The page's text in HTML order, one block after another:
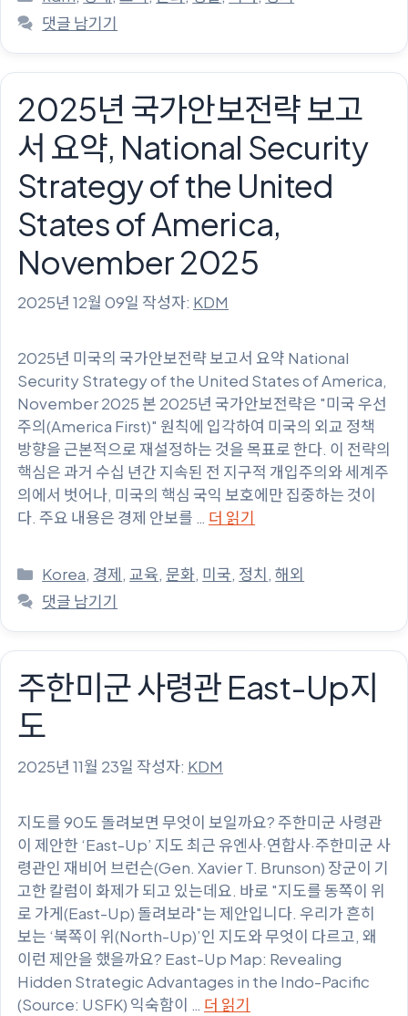
테
고
리
댓글 남기기
2025년 국가안보전략 보고
서 요약, National Security
Strategy of the United
States of America,
November 2025
2025년 12월 09일 작성자: KDM
2025년 미국의 국가안보전략 보고서 요약 National
Security Strategy of the United States of America,
November 2025 본 2025년 국가안보전략은 "미국 우선
주의(America First)" 원칙에 입각하여 미국의 외교 정책
방향을 근본적으로 재설정하는 것을 목표로 한다. 이 전략의
핵심은 과거 수십 년간 지속된 전 지구적 개입주의와 세계주
의에서 벗어나, 미국의 핵심 국익 보호에만 집중하는 것이
다. 주요 내용은 경제 안보를 … 더 읽기
카
테
고
리
Korea, 경제,교육,문화, 미국, 정치,해외
댓글 남기기
주한미군 사령관 East-Up지
도
2025년 11월 23일 작성자: KDM
지도를 90도 돌려보면 무엇이 보일까요? 주한미군 사령관
이 제안한 ‘East-Up’ 지도 최근 유엔사·연합사·주한미군 사
령관인 재비어 브런슨(Gen. Xavier T. Brunson) 장군이 기
고한 칼럼이 화제가 되고 있는데요. 바로 "지도를 동쪽이 위
로 가게(East-Up) 돌려보라"는 제안입니다. 우리가 흔히
보는 ‘북쪽이 위(North-Up)’인 지도와 무엇이 다르고, 왜
이런 제안을 했을까요? East-Up Map: Revealing
Hidden Strategic Advantages in the Indo-Pacific
(Source: USFK) 익숙함이 … 더 읽기